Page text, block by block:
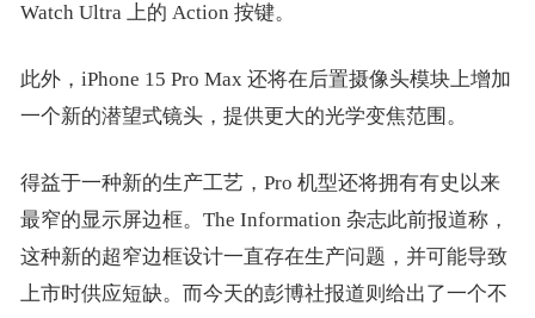
Watch Ultra 上的 Action 按键。
此外，iPhone 15 Pro Max 还将在后置摄像头模块上增加
一个新的潜望式镜头，提供更大的光学变焦范围。
得益于一种新的生产工艺，Pro 机型还将拥有有史以来
最窄的显示屏边框。The Information 杂志此前报道称，
这种新的超窄边框设计一直存在生产问题，并可能导致
上市时供应短缺。而今天的彭博社报道则给出了一个不